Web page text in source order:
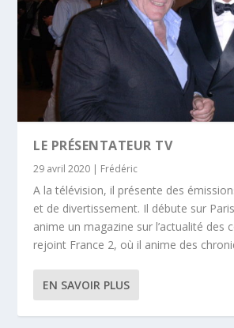
LE PRÉSENTATEUR TV
29 avril 2020 | Frédéric
A la télévision, il présente des
et de divertissement. Il débute sur
anime un magazine sur l’actualité des
rejoint France 2, où il anime des
EN SAVOIR PLUS